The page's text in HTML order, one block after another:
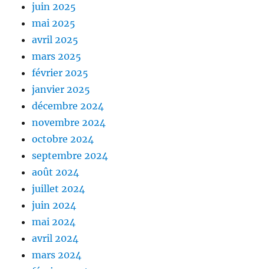
juin 2025
mai 2025
avril 2025
mars 2025
février 2025
janvier 2025
décembre 2024
novembre 2024
octobre 2024
septembre 2024
août 2024
juillet 2024
juin 2024
mai 2024
avril 2024
mars 2024